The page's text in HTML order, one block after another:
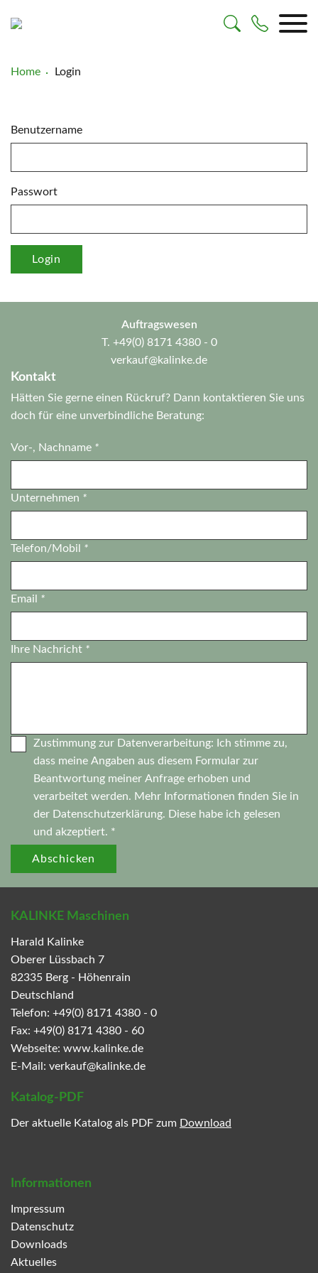
Home Login
Benutzername
Passwort
Auftragswesen
T. +49(0) 8171 4380 - 0
verkauf@kalinke.de
Kontakt
Hätten Sie gerne einen Rückruf? Dann kontaktieren Sie uns
doch für eine unverbindliche Beratung:
Vor-, Nachname *
Unternehmen *
Telefon/Mobil *
Email *
Ihre Nachricht *
Zustimmung zur Datenverarbeitung: Ich stimme zu,
dass meine Angaben aus diesem Formular zur
Beantwortung meiner Anfrage erhoben und
verarbeitet werden. Mehr Informationen finden Sie in
der Datenschutzerklärung. Diese habe ich gelesen
und akzeptiert. *
Abschicken
KALINKE Maschinen
Harald Kalinke
Oberer Lüssbach 7
82335 Berg - Höhenrain
Deutschland
Telefon: +49(0) 8171 4380 - 0
Fax: +49(0) 8171 4380 - 60
Webseite: www.kalinke.de
E-Mail: verkauf@kalinke.de
Katalog-PDF
Der aktuelle Katalog als PDF zum Download
Informationen
Impressum
Datenschutz
Downloads
Aktuelles